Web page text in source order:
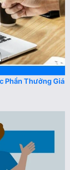
Phần Thưởng Giá